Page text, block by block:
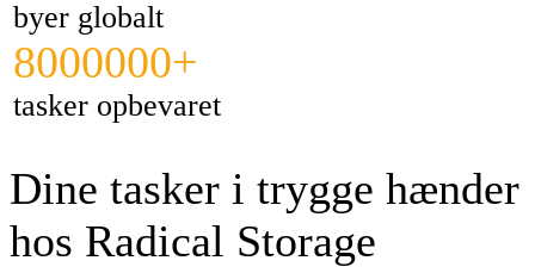
byer globalt
8000000+
tasker opbevaret
Dine tasker i trygge hænder
hos Radical Storage